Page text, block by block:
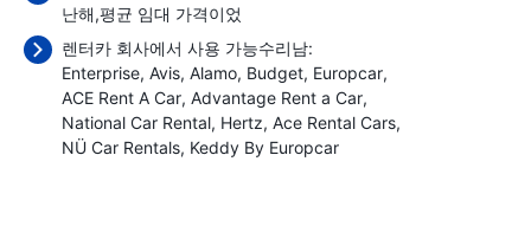
난해,평균 임대 가격이었
렌터카 회사에서 사용 가능수리남:
Enterprise Avis Alamo Budget Europcar
ACE Rent A Car Advantage Rent a Car
National Car Rental Hertz Ace Rental Cars
NÜ Car Rentals Keddy By Europcar